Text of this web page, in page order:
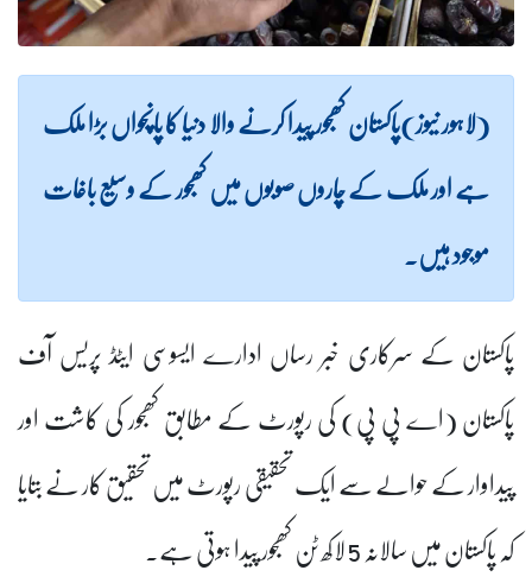
(لاہور نیوز)پاکستان کھجور پیدا کرنے والا دنیا کا پانچواں بڑا ملک
ہے اور ملک کے چاروں صوبوں میں کھجور کے وسیع باغات
موجود ہیں۔
پاکستان کے سرکاری خبر رساں ادارے ایسوسی ایٹڈ پریس آف
پاکستان (اے پی پی) کی رپورٹ کے مطابق کھجور کی کاشت اور
پیداوار کے حوالے سے ایک تحقیقی رپورٹ میں تحقیق کار نے بتایا
کہ پاکستان میں سالانہ 5 لاکھ ٹن کھجور پیدا ہوتی ہے۔